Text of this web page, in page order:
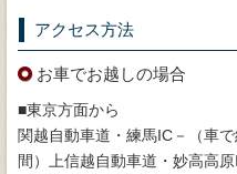
アクセス方法
お車でお越しの場合
■東京方面から
関越自動車道・練馬IC－（車
間）上信越自動車道・妙高高